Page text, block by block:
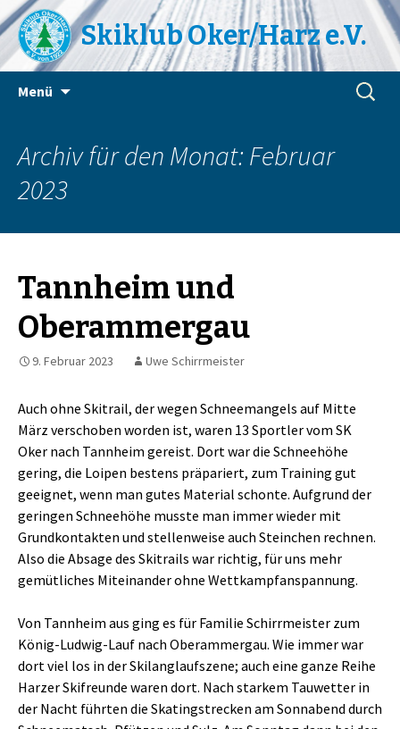
Skiklub Oker/Harz e.V.
Menü
Suchen
nach:
Archiv für den Monat: Februar
2023
Tannheim und
Oberammergau
9. Februar 2023 Uwe Schirrmeister
Auch ohne Skitrail, der wegen Schneemangels auf Mitte
März verschoben worden ist, waren 13 Sportler vom SK
Oker nach Tannheim gereist. Dort war die Schneehöhe
gering, die Loipen bestens präpariert, zum Training gut
geeignet, wenn man gutes Material schonte. Aufgrund der
geringen Schneehöhe musste man immer wieder mit
Grundkontakten und stellenweise auch Steinchen rechnen.
Also die Absage des Skitrails war richtig, für uns mehr
gemütliches Miteinander ohne Wettkampfanspannung.
Von Tannheim aus ging es für Familie Schirrmeister zum
König-Ludwig-Lauf nach Oberammergau. Wie immer war
dort viel los in der Skilanglaufszene; auch eine ganze Reihe
Harzer Skifreunde waren dort. Nach starkem Tauwetter in
der Nacht führten die Skatingstrecken am Sonnabend durch